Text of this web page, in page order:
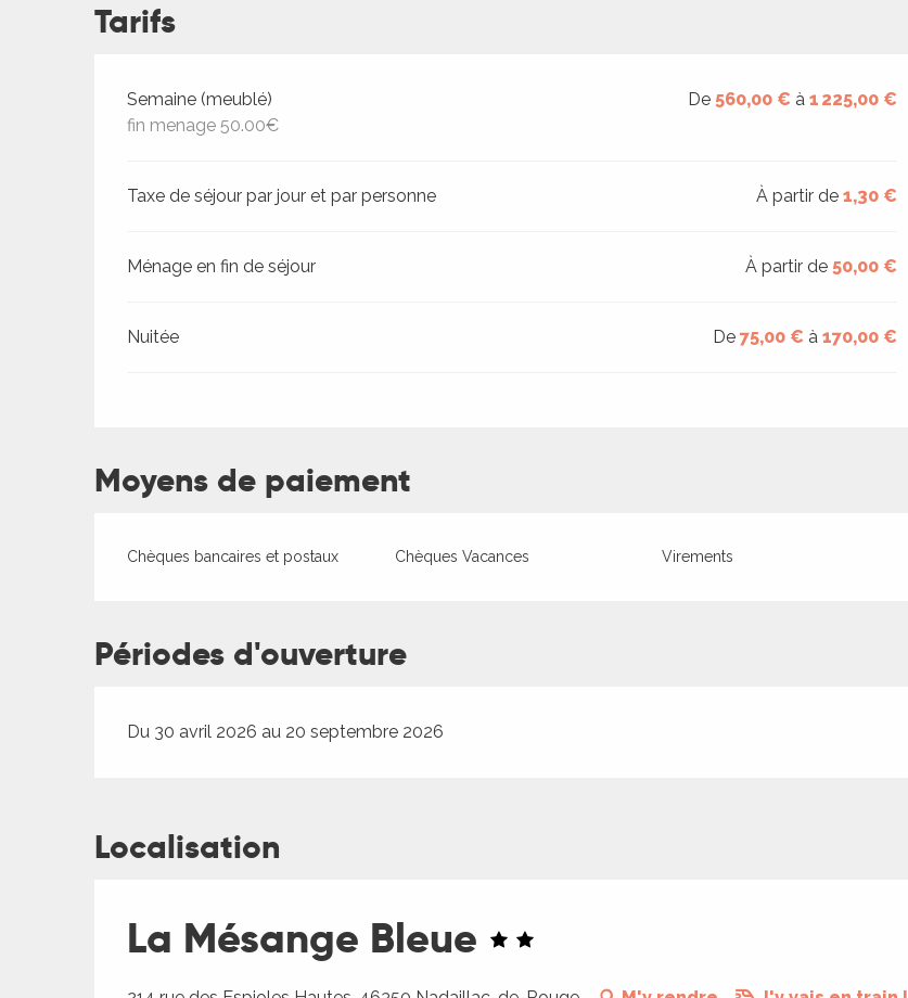
Tarifs
Tarifs 2026
Semaine (meublé)
fin menage 50.00€
De 560,00 € à1 225,00 €
Taxe de séjour par jour et par personne À partir de1,30 €
Ménage en fin de séjour À partir de 50,00 €
Nuitée De75,00 € à170,00 €
Moyens de paiement
Chèques bancaires et postaux Chèques Vacances Virements
Périodes d'ouverture
Du 30 avril 2026 au 20 septembre 2026
Localisation
La Mésange Bleue